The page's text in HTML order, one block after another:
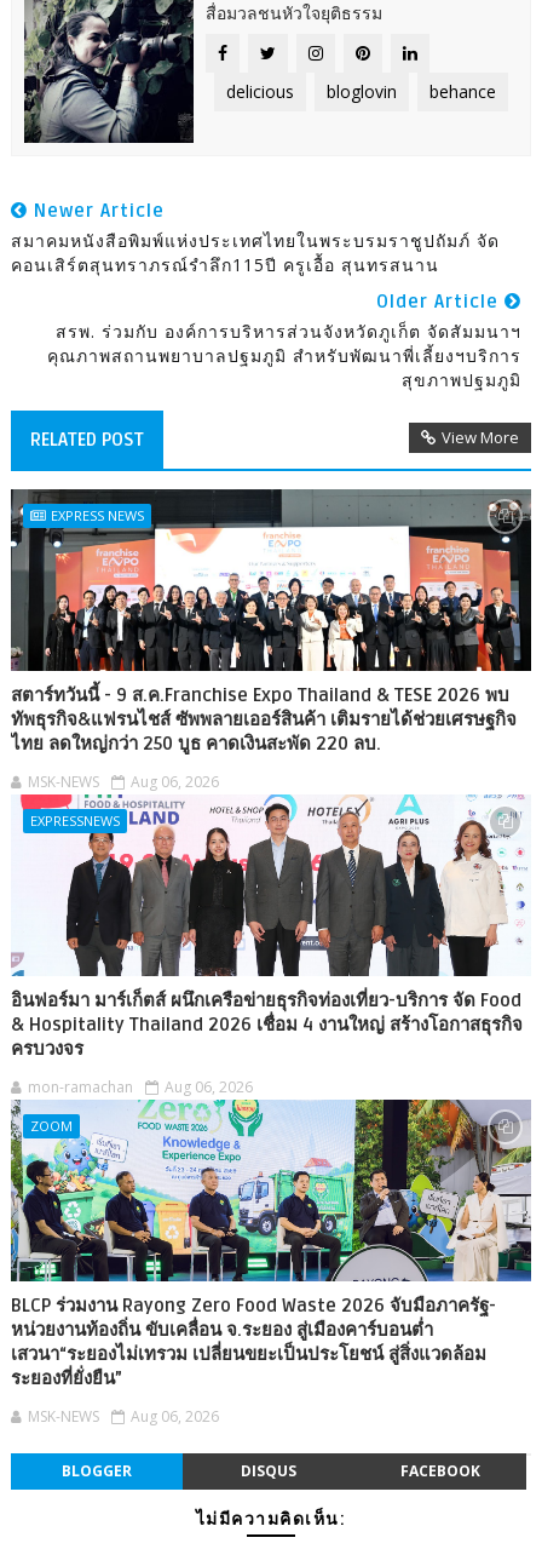
สื่อมวลชนหัวใจยุติธรรม
delicious bloglovin behance
Newer Article
สมาคมหนังสือพิมพ์แห่งประเทศไทยในพระบรมราชูปถัมภ์ จัด
คอนเสิร์ตสุนทราภรณ์รำลึก115ปี ครูเอื้อ สุนทรสนาน
Older Article
สรพ. ร่วมกับ องค์การบริหารส่วนจังหวัดภูเก็ต จัดสัมมนาฯ
คุณภาพสถานพยาบาลปฐมภูมิ สำหรับพัฒนาพี่เลี้ยงฯบริการ
สุขภาพปฐมภูมิ
RELATED POST View More
EXPRESS NEWS
สตาร์ทวันนี้ - 9 ส.ค.Franchise Expo Thailand & TESE 2026 พบ
ทัพธุรกิจ&แฟรนไชส์ ซัพพลายเออร์สินค้า เติมรายได้ช่วยเศรษฐกิจ
ไทย ลดใหญ่กว่า 250 บูธ คาดเงินสะพัด 220 ลบ.
MSK-NEWS Aug 06, 2026
EXPRESSNEWS
อินฟอร์มา มาร์เก็ตส์ ผนึกเครือข่ายธุรกิจท่องเที่ยว-บริการ จัด Food
& Hospitality Thailand 2026 เชื่อม 4 งานใหญ่ สร้างโอกาสธุรกิจ
ครบวงจร
mon-ramachan Aug 06, 2026
ZOOM
BLCP ร่วมงาน Rayong Zero Food Waste 2026 จับมือภาครัฐ-
หน่วยงานท้องถิ่น ขับเคลื่อน จ.ระยอง สู่เมืองคาร์บอนต่ำ
เสวนา“ระยองไม่เทรวม เปลี่ยนขยะเป็นประโยชน์ สู่สิ่งแวดล้อม
ระยองที่ยั่งยืน”
MSK-NEWS Aug 06, 2026
BLOGGER DISQUS FACEBOOK
ไม่มีความคิดเห็น: